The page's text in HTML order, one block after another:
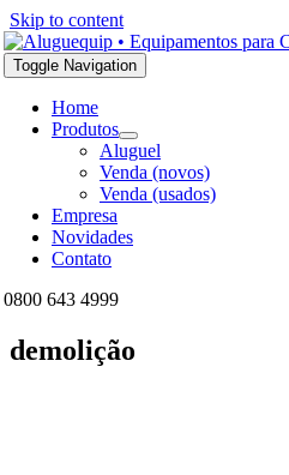
Skip to content
Toggle Navigation
Home
Produtos
Aluguel
Venda (novos)
Venda (usados)
Empresa
Novidades
Contato
0800 643 4999
demolição